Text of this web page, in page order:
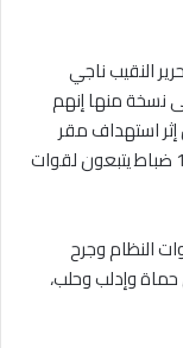
النقيب ناجي
منها إنهم
استهداف مقر
عملياتهم على محور كفرنبل، بالإضافة لمقتل 10 ضباط يتبعون لقوات
40 عنصر من قوات النظام وجرح
وإدلب وحلب،